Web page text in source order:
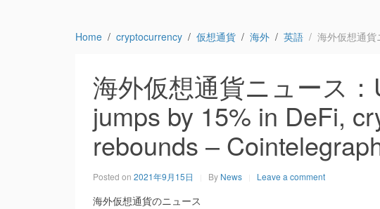
Home cryptocurrency 仮想通貨 海外 英語 海外仮想通
海外仮想通貨ニュース
jumps by 15% in DeFi,
rebounds –
Posted on 2021年9月15日 By News Leave a comment
海外仮想通貨のニュース